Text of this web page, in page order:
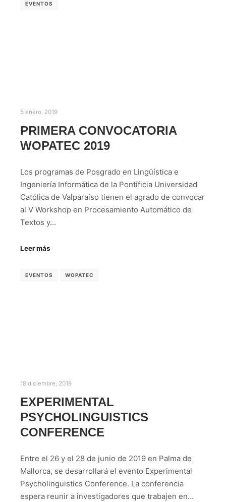
EVENTOS
5 enero, 2019
PRIMERA CONVOCATORIA
WOPATEC 2019
Los programas de Posgrado en Lingüística e
Ingeniería Informática de la Pontificia Universidad
Católica de Valparaíso tienen el agrado de convocar
al V Workshop en Procesamiento Automático de
Textos y…
Leer más
EVENTOS WOPATEC
18 diciembre, 2018
EXPERIMENTAL
PSYCHOLINGUISTICS
CONFERENCE
Entre el 26 y el 28 de junio de 2019 en Palma de
Mallorca, se desarrollará el evento Experimental
Psycholinguistics Conference. La conferencia
espera reunir a investigadores que trabajen en…